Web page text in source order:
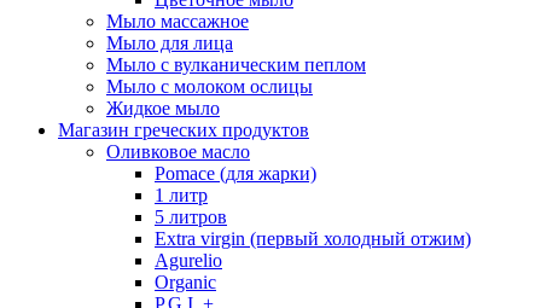
Мыло массажное
Мыло для лица
Мыло с вулканическим пеплом
Мыло с молоком ослицы
Жидкое мыло
Магазин греческих продуктов
Оливковое масло
Pomace (для жарки)
1 литр
5 литров
Extra virgin (первый холодный отжим)
Agurelio
Organic